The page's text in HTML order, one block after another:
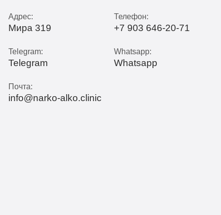
Адрес:
Мира 319
Телефон:
+7 903 646-20-71
Telegram:
Telegram
Whatsapp:
Whatsapp
Почта:
info@narko-alko.clinic